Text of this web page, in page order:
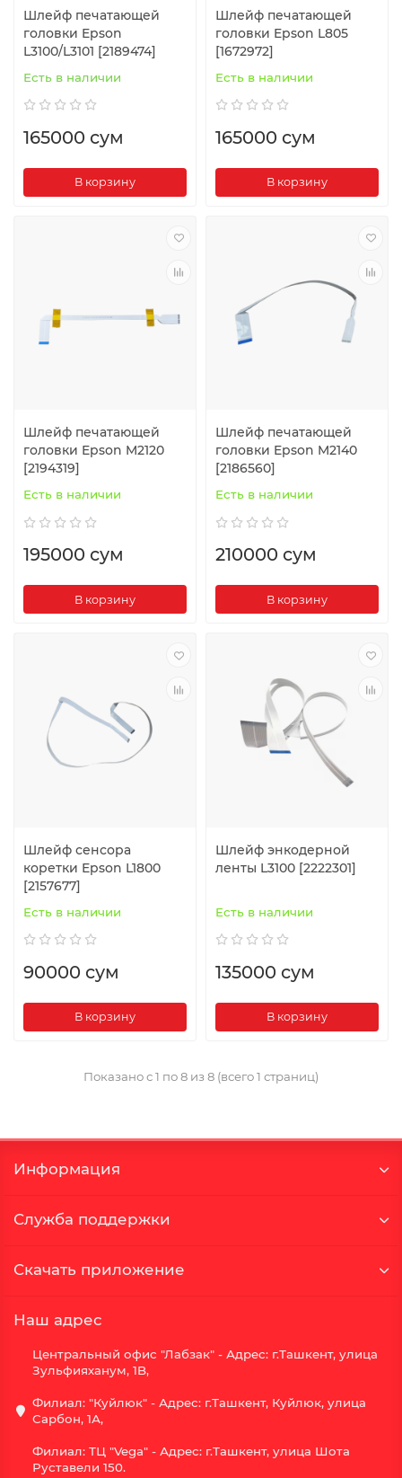
Шлейф печатающей
головки Epson
L3100/L3101 [2189474]
Есть в наличии
165000 сум
В корзину
Шлейф печатающей
головки Epson L805
[1672972]
Есть в наличии
165000 сум
В корзину
Шлейф печатающей
головки Epson M2120
[2194319]
Есть в наличии
195000 сум
В корзину
Шлейф печатающей
головки Epson M2140
[2186560]
Есть в наличии
210000 сум
В корзину
Шлейф сенсора
коретки Epson L1800
[2157677]
Есть в наличии
90000 сум
В корзину
Шлейф энкодерной
ленты L3100 [2222301]
Есть в наличии
135000 сум
В корзину
Показано с 1 по 8 из 8 (всего 1 страниц)
Информация
Служба поддержки
Скачать приложение
Наш адрес
Центральный офис "Лабзак" - Адрес: г.Ташкент, улица
Зульфияханум, 1B,
Филиал: "Куйлюк" - Адрес: г.Ташкент, Куйлюк, улица
Сарбон, 1А,
Филиал: ТЦ "Vega" - Адрес: г.Ташкент, улица Шота
Руставели 150.